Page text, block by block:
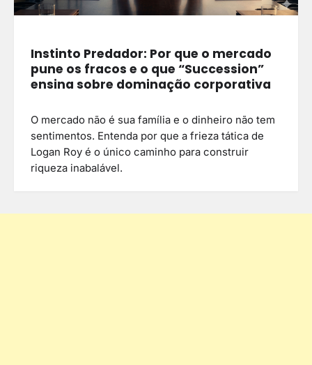
Instinto Predador: Por que o mercado
pune os fracos e o que “Succession”
ensina sobre dominação corporativa
O mercado não é sua família e o dinheiro não tem
sentimentos. Entenda por que a frieza tática de
Logan Roy é o único caminho para construir
riqueza inabalável.